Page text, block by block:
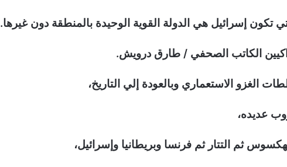
تكون إسرائيل هي الدولة القوية الوحيدة بالمنطقة دون غيرها.
الكاتب الصحفي / طارق درويش.
الاستعماري وبالعودة إلي التاريخ،
عديده،
ثم التتار ثم فرنسا وبريطانيا وإسرائيل،